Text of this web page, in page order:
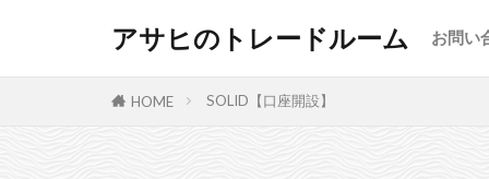
アサヒのトレードルーム お問い
HOME SOLID【口座開設】